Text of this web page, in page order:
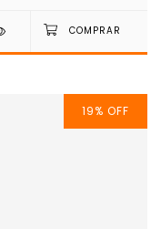
19% OFF